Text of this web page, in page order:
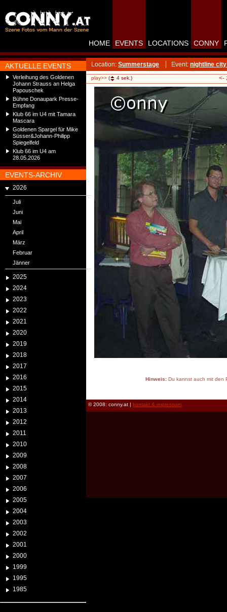
AKTUELLE EVENTS
Verleihung des Goldenen
Johann Strauss an Helga
Papouschek
Bühne Donaupark Presse-
Empfang
Klub 66 im U4 mit Tamara
Mascara
Goldenen Spargel für Mike
Süsser&Johann-Philipp
Spiegelfeld
Klub 66 im U4 am
28.05.2026
EVENTS-ARCHIV
2026
Juli
Juni
Mai
April
März
Februar
Jänner
2025
2024
2023
2022
2021
2020
2019
2018
2017
2016
2015
2014
2013
2012
2011
2010
2009
2008
2007
2006
2005
2004
2003
2002
2001
2000
1999
1995
1985
HOME EVENTS LOCATIONS CONNY
Location: Summerstage Event: nightline
play>> ( 4 sek.) <-
Hinweis:Du kannst auch mit den
© 2008: conny.at | kontakt & impressum